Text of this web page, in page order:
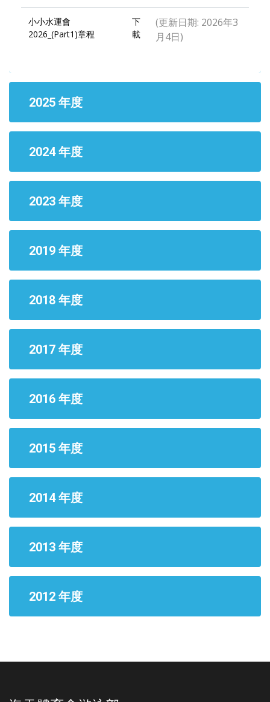
小小水運會
2026_(Part1)章程
下
載
(更新日期: 2026年3
月4日)
2025 年度
2024 年度
2023 年度
2019 年度
2018 年度
2017 年度
2016 年度
2015 年度
2014 年度
2013 年度
2012 年度